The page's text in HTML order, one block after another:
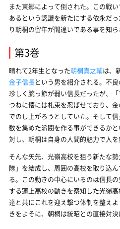
また東郷によって倒された。この戦
あるという認識を新たにする依永だっ
り朝桐の留年が間違いである事を知ら
第3巻
晴れて2年生となった朝桐真之輔は、
金子信長という男を紹介される。不
珍しく腕っ節が弱い信長だったが、「
つねに懐には札束を忍ばせており、
でのし上がろうとしていた。そして
数を集めた派閥を作る事ができるか
対し、朝桐は自身の人間的魅力で人を
そんな矢先、光嶺高校を狙う新たな勢
隊」を結成し、周囲の高校を取り込
る。この動きの中心にいるのは信長の
する蓮上高校の動きを察知した光嶺
達と共にこれを迎え撃つ体制を整え
きをよそに、朝桐は統昭との直接対決